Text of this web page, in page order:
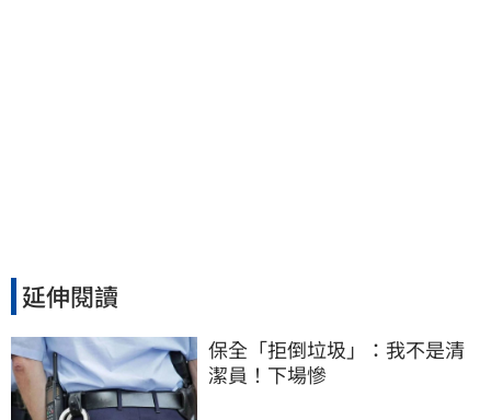
延伸閱讀
保全「拒倒垃圾」：我不是清
潔員！下場慘